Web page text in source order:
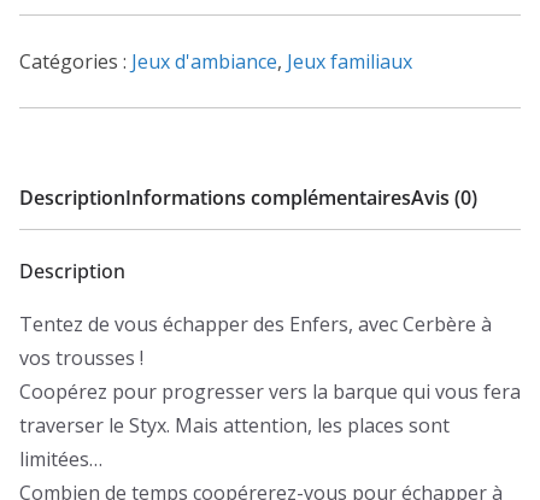
Catégories : Jeux d'ambiance, Jeux familiaux
DescriptionInformations complémentairesAvis (0)
Description
Tentez de vous échapper des Enfers, avec Cerbère à
vos trousses !
Coopérez pour progresser vers la barque qui vous fera
traverser le Styx. Mais attention, les places sont
limitées…
Combien de temps coopérerez-vous pour échapper à